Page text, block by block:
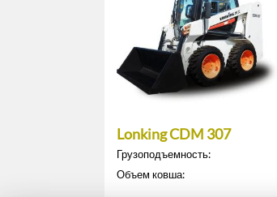
Lonking CDM 307
Грузоподъемность:
Объем ковша: